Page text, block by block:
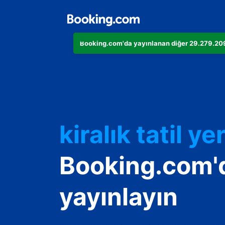
Booking.com'da yayınlanan diğer
kiralık tatil
Konukevinizi
Oda ve
yayınlayın